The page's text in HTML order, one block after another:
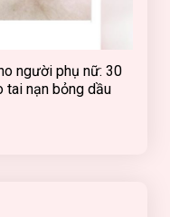
người phụ nữ: 30
tai nạn bỏng dầu